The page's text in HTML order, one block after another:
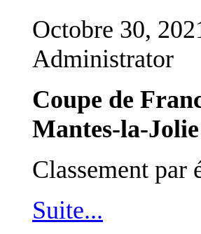
Octobre 30,
Administrator
Coupe de
Mantes-la-
Classement par
Suite...